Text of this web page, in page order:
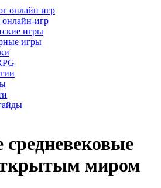
онлайн игр
игр
игры
игры
средневековые
миром